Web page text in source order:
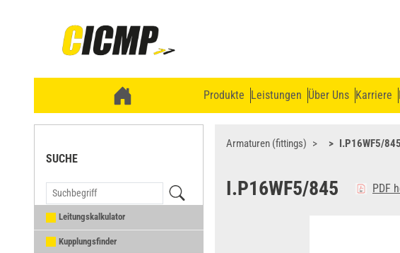
Produkte Leistungen Über Uns Karriere
SUCHE
Leitungskalkulator
Kupplungsfinder
Armaturen (fittings) I.P16WF5/845
I.P16WF5/845 PDF